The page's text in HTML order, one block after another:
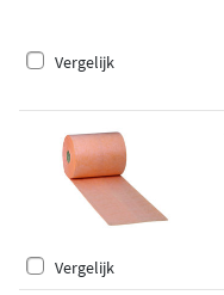
Vergelijk
Vergelijk